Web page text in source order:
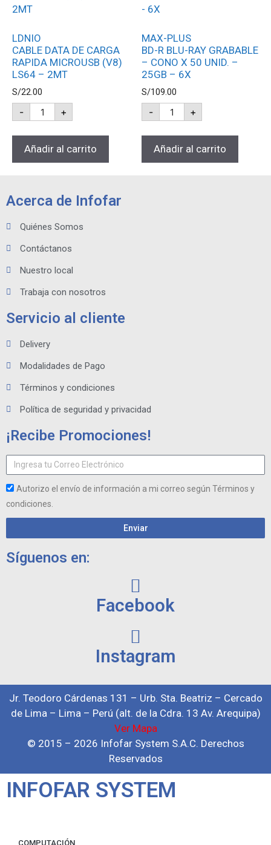
LDNIO
CABLE DATA DE CARGA
RAPIDA MICROUSB (V8)
LS64 – 2MT
S/22.00
- +
Añadir al carrito
MAX-PLUS
BD-R BLU-RAY GRABABLE
– CONO X 50 UNID. –
25GB – 6X
S/109.00
- +
Añadir al carrito
Acerca de Infofar
Quiénes Somos
Contáctanos
Nuestro local
Trabaja con nosotros
Servicio al cliente
Delivery
Modalidades de Pago
Términos y condiciones
Política de seguridad y privacidad
¡Recibe Promociones!
Autorizo el envío de información a mi correo según Términos y
condiciones.
Enviar
Síguenos en:
Facebook
Instagram
Jr. Teodoro Cárdenas 131 – Urb. Sta. Beatriz – Cercado
de Lima – Lima – Perú (alt. de la Cdra. 13 Av. Arequipa)
Ver Mapa
© 2015 – 2026 Infofar System S.A.C. Derechos
Reservados
INFOFAR SYSTEM
COMPUTACIÓN